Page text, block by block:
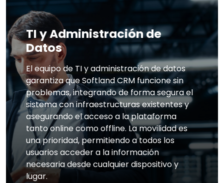
TI y Administración de
Datos
El equipo de TI y administración de datos
garantiza que Softland CRM funcione sin
problemas, integrando de forma segura el
sistema con infraestructuras existentes y
asegurando el acceso a la plataforma
tanto online como offline. La movilidad es
una prioridad, permitiendo a todos los
usuarios acceder a la información
necesaria desde cualquier dispositivo y
lugar.